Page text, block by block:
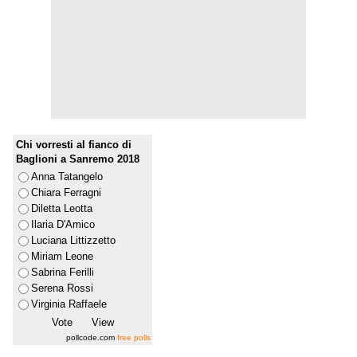
Chi vorresti al fianco di
Baglioni a Sanremo 2018
Anna Tatangelo
Chiara Ferragni
Diletta Leotta
Ilaria D'Amico
Luciana Littizzetto
Miriam Leone
Sabrina Ferilli
Serena Rossi
Virginia Raffaele
pollcode.com free polls